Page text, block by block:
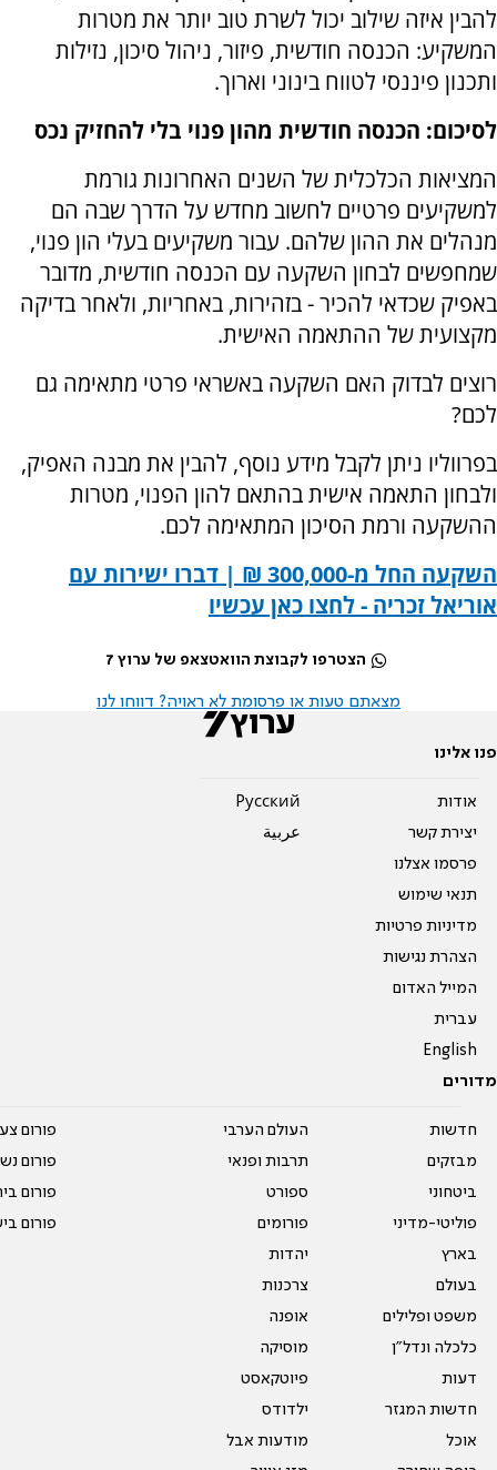
להבין איזה שילוב יכול לשרת טוב יותר את מטרות
המשקיע: הכנסה חודשית, פיזור, ניהול סיכון, נזילות
ותכנון פיננסי לטווח בינוני וארוך.
לסיכום: הכנסה חודשית מהון פנוי בלי להחזיק נכס
המציאות הכלכלית של השנים האחרונות גורמת
למשקיעים פרטיים לחשוב מחדש על הדרך שבה הם
מנהלים את ההון שלהם. עבור משקיעים בעלי הון פנוי,
שמחפשים לבחון השקעה עם הכנסה חודשית, מדובר
באפיק שכדאי להכיר - בזהירות, באחריות, ולאחר בדיקה
מקצועית של ההתאמה האישית.
רוצים לבדוק האם השקעה באשראי פרטי מתאימה גם
לכם?
בפרווליו ניתן לקבל מידע נוסף, להבין את מבנה האפיק,
ולבחון התאמה אישית בהתאם להון הפנוי, מטרות
ההשקעה ורמת הסיכון המתאימה לכם.
השקעה החל מ-300,000 ₪ | דברו ישירות עם
אוריאל זכריה - לחצו כאן עכשיו
הצטרפו לקבוצת הוואטצאפ של ערוץ 7
מצאתם טעות או פרסומת לא ראויה? דווחו לנו
פנו אלינו
אודות
יצירת קשר
פרסמו אצלנו
תנאי שימוש
מדיניות פרטיות
הצהרת נגישות
המייל האדום
עברית
English
Pусский
عربية
מדורים
חדשות
מבזקים
ביטחוני
פוליטי-מדיני
בארץ
בעולם
משפט ופלילים
כלכלה ונדל"ן
דעות
חדשות המגזר
אוכל
העולם הערבי
תרבות ופנאי
ספורט
פורומים
יהדות
צרכנות
אופנה
מוסיקה
פיוטקאסט
ילדודס
מודעות אבל
פורום
פורום
פורום
פורום